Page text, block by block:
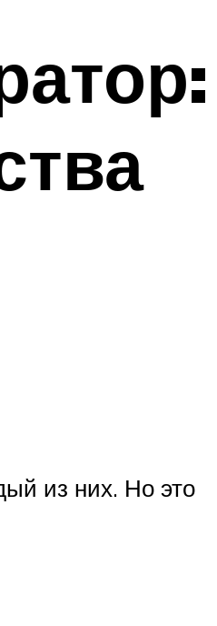
из них. Но это